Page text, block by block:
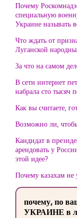
Почему
специальную
Украине называть
Что ждать от
Луганской
За что на самом
В сети интернет
набрала сто тысяч
Как вы считаете,
Возможно ли,
Кандидат в
арендовать у
этой идее?
Почему казахам не
почему, по
УКРАИНЕ в